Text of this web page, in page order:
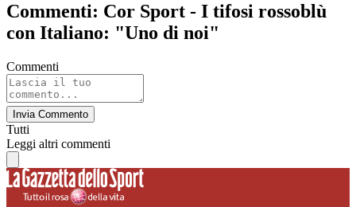
Commenti: Cor Sport - I tifosi rossoblù
con Italiano: "Uno di noi"
Commenti
Invia Commento
Tutti
Leggi altri commenti